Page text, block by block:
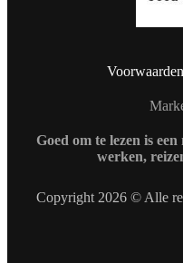
Goed om te lezen is
werken,
Copyright 2026 © Alle